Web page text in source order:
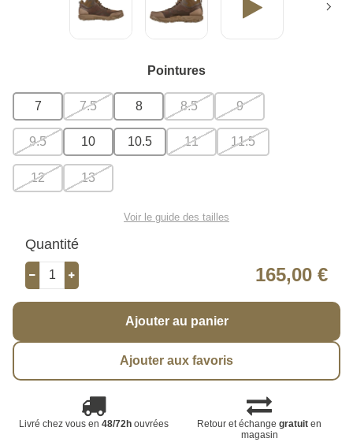
Pointures
7 7.5 8 8.5 9
9.5 10 10.5 11 11.5
12 13
Voir le guide des tailles
Quantité
165,00 €
Ajouter au panier
Ajouter aux favoris
Livré chez vous en 48/72houvrées Retour et échangegratuit en
magasin